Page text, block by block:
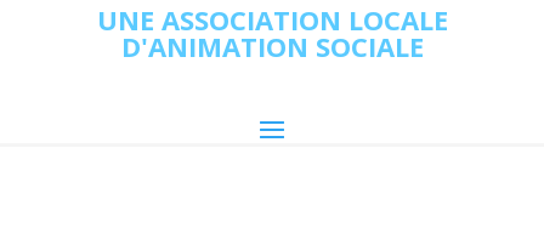
UNE ASSOCIATION LOCALE
D'ANIMATION SOCIALE